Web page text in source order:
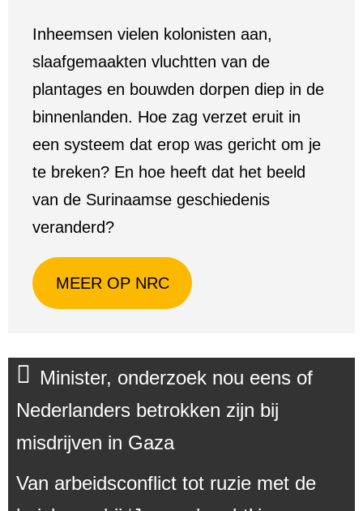
Inheemsen vielen kolonisten aan,
slaafgemaakten vluchtten van de
plantages en bouwden dorpen diep in de
binnenlanden. Hoe zag verzet eruit in
een systeem dat erop was gericht om je
te breken? En hoe heeft dat het beeld
van de Surinaamse geschiedenis
veranderd?
MEER OP NRC
Minister, onderzoek nou eens of
Nederlanders betrokken zijn bij
misdrijven in Gaza
Van arbeidsconflict tot ruzie met de